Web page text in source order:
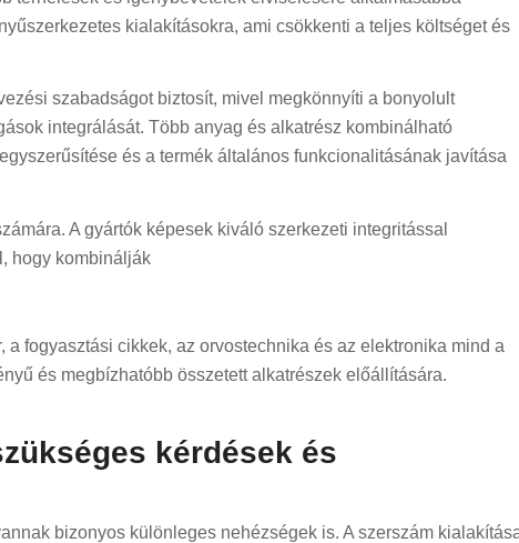
kialakításokra, ami csökkenti a teljes költséget és
szabadságot biztosít, mivel megkönnyíti a bonyolult
integrálását. Több anyag és alkatrész kombinálható
és a termék általános funkcionalitásának javítása
A gyártók képesek kiváló szerkezeti integritással
hogy kombinálják
fogyasztási cikkek, az orvostechnika és az elektronika mind a
és megbízhatóbb összetett alkatrészek előállítására.
kérdések és
bizonyos különleges nehézségek is. A szerszám